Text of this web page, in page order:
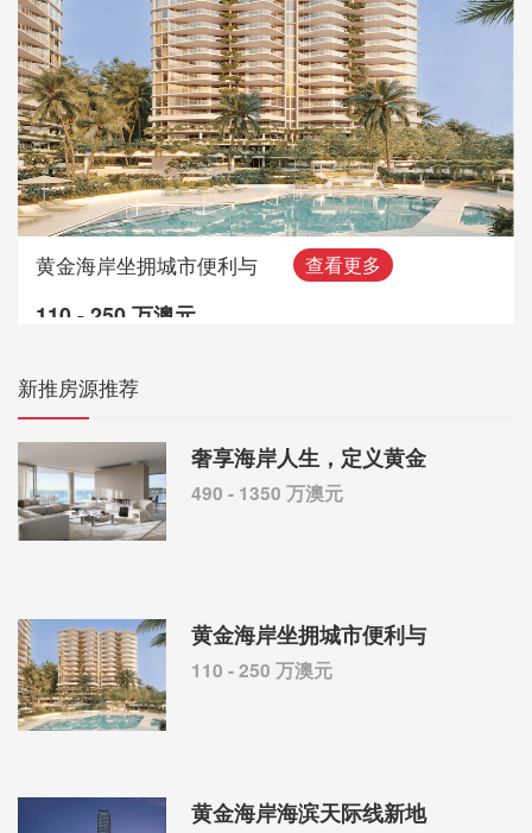
黄金海岸坐拥城市便利与
110 - 250 万澳元
查看更多
新推房源推荐
奢享海岸人生，定义黄金
490 - 1350 万澳元
黄金海岸坐拥城市便利与
110 - 250 万澳元
黄金海岸海滨天际线新地